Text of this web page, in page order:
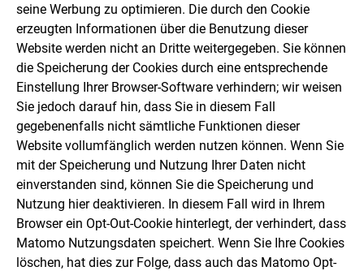
seine Werbung zu optimieren. Die durch den Cookie
erzeugten Informationen über die Benutzung dieser
Website werden nicht an Dritte weitergegeben. Sie können
die Speicherung der Cookies durch eine entsprechende
Einstellung Ihrer Browser-Software verhindern; wir weisen
Sie jedoch darauf hin, dass Sie in diesem Fall
gegebenenfalls nicht sämtliche Funktionen dieser
Website vollumfänglich werden nutzen können. Wenn Sie
mit der Speicherung und Nutzung Ihrer Daten nicht
einverstanden sind, können Sie die Speicherung und
Nutzung hier deaktivieren. In diesem Fall wird in Ihrem
Browser ein Opt-Out-Cookie hinterlegt, der verhindert, dass
Matomo Nutzungsdaten speichert. Wenn Sie Ihre Cookies
löschen, hat dies zur Folge, dass auch das Matomo Opt-